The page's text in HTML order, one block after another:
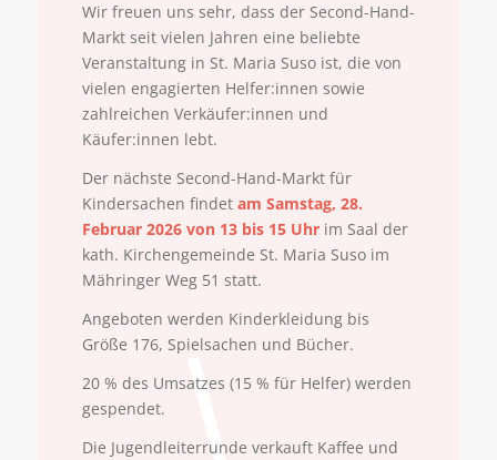
Wir freuen uns sehr, dass der Second-Hand-
Markt seit vielen Jahren eine beliebte
Veranstaltung in St. Maria Suso ist, die von
vielen engagierten Helfer:innen sowie
zahlreichen Verkäufer:innen und
Käufer:innen lebt.
Der nächste Second-Hand-Markt für
Kindersachen findet am Samstag, 28.
Februar 2026 von 13 bis 15 Uhrim Saal der
kath. Kirchengemeinde St. Maria Suso im
Mähringer Weg 51 statt.
Angeboten werden Kinderkleidung bis
Größe 176, Spielsachen und Bücher.
20 % des Umsatzes (15 % für Helfer) werden
gespendet.
Die Jugendleiterrunde verkauft Kaffee und